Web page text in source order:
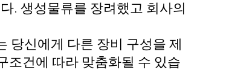
. 생성물류를 장려했고 회사의
당신에게 다른 장비 구성을 제
조건에 따라 맞춤화될 수 있습